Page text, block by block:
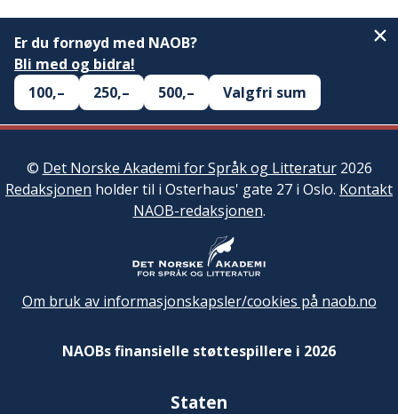
Er du fornøyd med NAOB?
Bli med og bidra!
100,–
250,– 500,– Valgfri sum
© Det Norske Akademi for Språk og Litteratur2026
Redaksjonen holder til i Osterhaus' gate 27 i Oslo. Kontakt
NAOB-redaksjonen.
Om bruk av informasjonskapsler/cookies på naob.no
NAOBs finansielle støttespillere i 2026
Staten